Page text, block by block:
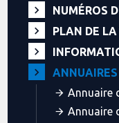
NUMÉROS
PLAN DE
ANNUAIRES
Annuaire
Annuaire